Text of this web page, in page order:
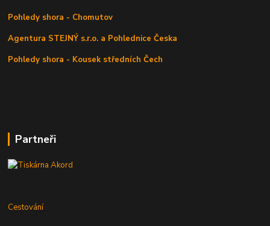
Pohledy shora - Chomutov
Agentura STEJNÝ s.r.o. a Pohlednice Česka
Pohledy shora - Kousek středních Čech
Partneři
Cestování